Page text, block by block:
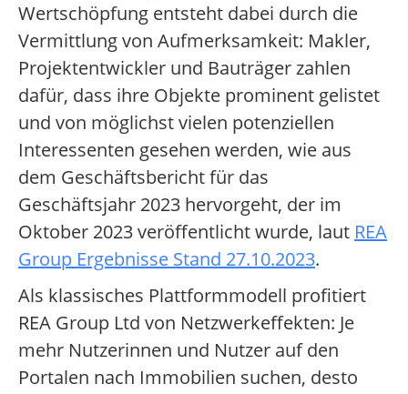
Wertschöpfung entsteht dabei durch die
Vermittlung von Aufmerksamkeit: Makler,
Projektentwickler und Bauträger zahlen
dafür, dass ihre Objekte prominent gelistet
und von möglichst vielen potenziellen
Interessenten gesehen werden, wie aus
dem Geschäftsbericht für das
Geschäftsjahr 2023 hervorgeht, der im
Oktober 2023 veröffentlicht wurde, laut REA
Group Ergebnisse Stand 27.10.2023.
Als klassisches Plattformmodell profitiert
REA Group Ltd von Netzwerkeffekten: Je
mehr Nutzerinnen und Nutzer auf den
Portalen nach Immobilien suchen, desto